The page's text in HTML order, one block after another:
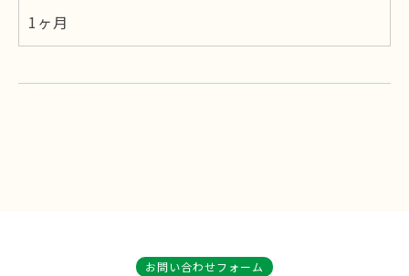
1ヶ月
お問い合わせフォーム